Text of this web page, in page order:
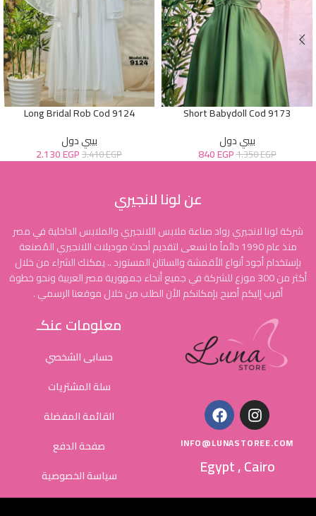
Short Babydoll Cod 9173
بيبي دول
1.350EGP
840EGP
Long Bridal Rob Cod 9124
بيبي دول
3.410EGP
2.130EGP
عن لونا لانجيري
شركة لونا لانجيري رواد صناعة ملابس اللانجيري والملابس الداخلية في مصر
منذ عام 1990 دائماً ما نسعى لتقديم أحدث موديلات اللانجيري المُصنعة
بإستخدام أجود أنواع الأقمشة والساتان المستورد .. يمكنك الشراء من خلال
أكثر من 300 موزع للشركة في جميع أنحاء جمهورية مصر العربية ونحو خطوة
أقرب إليكم أصبح بإمكانكم الأن الطلب من خلال موقعنا الرسمي .
INFO@LUNASTOREE.COM
Egypt , Cairo
معلومات عنكـ
حسابى الشخصي
سلة المشتريات
القائمة المفضلة
صفحة الدفع
سياسة الخصوصية